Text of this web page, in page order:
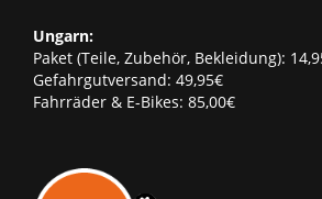
Ungarn:
Paket (Teile, Zubehör, Bekleidung):
Gefahrgutversand: 49,95€
Fahrräder & E-Bikes: 85,00€